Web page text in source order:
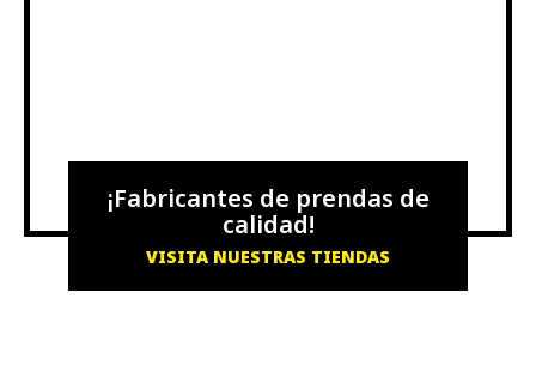
¡Fabricantes de prendas de
calidad!
VISITA NUESTRAS TIENDAS